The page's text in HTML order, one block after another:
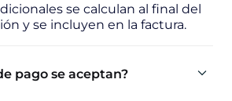
se calculan al final del
y se incluyen en la factura.
pago se aceptan?